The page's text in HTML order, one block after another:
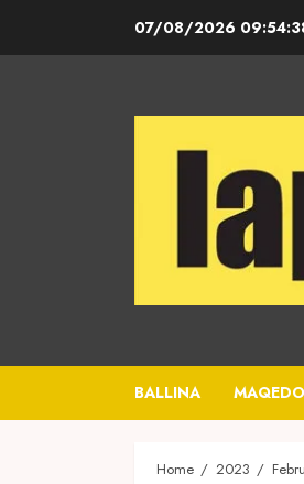
07/08/2026
BALLINA
Home 2023